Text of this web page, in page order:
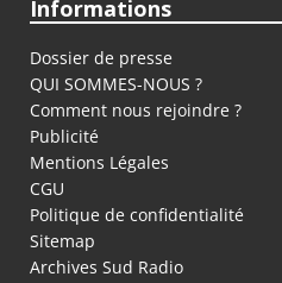
Informations
Dossier de presse
QUI SOMMES-NOUS ?
Comment nous rejoindre ?
Publicité
Mentions Légales
CGU
Politique de confidentialité
Sitemap
Archives Sud Radio